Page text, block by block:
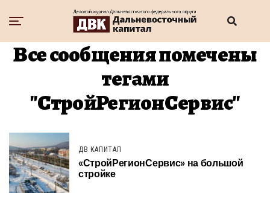
Все сообщения помечены
тегами
"СтройРегионСервис"
ДВ КАПИТАЛ
«СтройРегионСервис» на большой
стройке